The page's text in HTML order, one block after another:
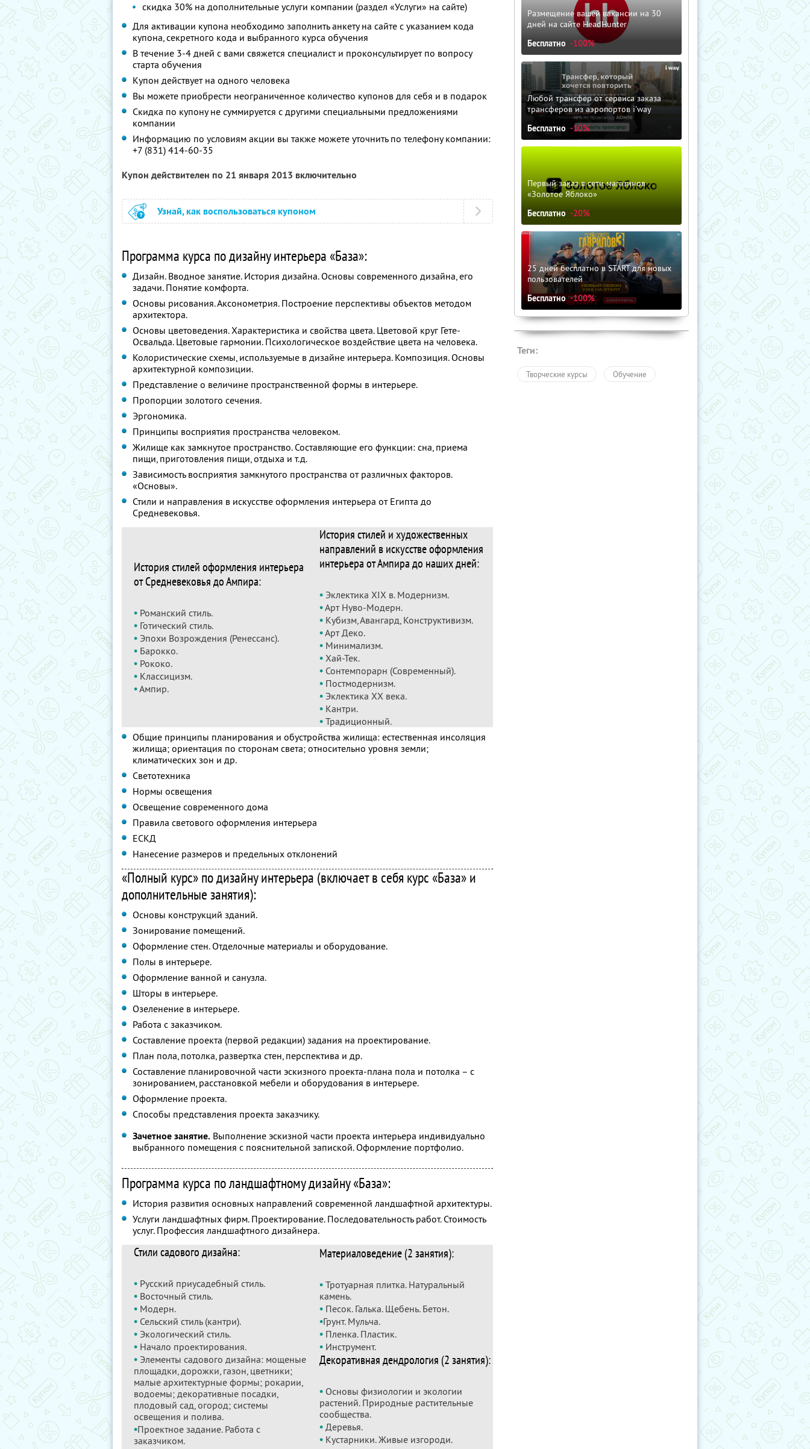
скидка 30% на дополнительные услуги компании (раздел «Услуги» на сайте)
Для активации купона необходимо заполнить анкету на сайте с указанием кода
купона, секретного кода и выбранного курса обучения
В течение 3-4 дней с вами свяжется специалист и проконсультирует по вопросу
старта обучения
Купон действует на одного человека
Вы можете приобрести неограниченное количество купонов для себя и в подарок
Скидка по купону не суммируется с другими специальными предложениями
компании
Информацию по условиям акции вы также можете уточнить по телефону компании:
+7 (831) 414-60-35
Купон действителен по 21 января 2013 включительно
Узнай, как воспользоваться купоном
Программа курса по дизайну интерьера «База»:
Дизайн. Вводное занятие. История дизайна. Основы современного дизайна, его
задачи. Понятие комфорта.
Основы рисования. Аксонометрия. Построение перспективы объектов методом
архитектора.
Основы цветоведения. Характеристика и свойства цвета. Цветовой круг Гете-
Освальда. Цветовые гармонии. Психологическое воздействие цвета на человека.
Колористические схемы, используемые в дизайне интерьера. Композиция. Основы
архитектурной композиции.
Представление о величине пространственной формы в интерьере.
Пропорции золотого сечения.
Эргономика.
Принципы восприятия пространства человеком.
Жилище как замкнутое пространство. Составляющие его функции: сна, приема
пищи, приготовления пищи, отдыха и т.д.
Зависимость восприятия замкнутого пространства от различных факторов.
«Основы».
Стили и направления в искусстве оформления интерьера от Египта до
Средневековья.
История стилей оформления интерьера
от Средневековья до Ампира:
• Романский стиль.
• Готический стиль.
• Эпохи Возрождения (Ренессанс).
• Барокко.
• Рококо.
• Классицизм.
•Ампир.
История стилей и художественных
направлений в искусстве оформления
интерьера от Ампира до наших дней:
• Эклектика ХIХ в. Модернизм.
•Арт Нуво-Модерн.
• Кубизм, Авангард, Конструктивизм.
•Арт Деко.
• Минимализм.
• Хай-Тек.
• Сонтемпорарн (Современный).
• Постмодернизм.
• Эклектика ХХ века.
• Кантри.
• Традиционный.
Общие принципы планирования и обустройства жилища: естественная инсоляция
жилища; ориентация по сторонам света; относительно уровня земли;
климатических зон и др.
Светотехника
Нормы освещения
Освещение современного дома
Правила светового оформления интерьера
ЕСКД
Нанесение размеров и предельных отклонений
«Полный курс» по дизайну интерьера (включает в себя курс «База» и
дополнительные занятия):
Основы конструкций зданий.
Зонирование помещений.
Оформление стен. Отделочные материалы и оборудование.
Полы в интерьере.
Оформление ванной и санузла.
Шторы в интерьере.
Озеленение в интерьере.
Работа с заказчиком.
Составление проекта (первой редакции) задания на проектирование.
План пола, потолка, развертка стен, перспектива и др.
Составление планировочной части эскизного проекта-плана пола и потолка – с
зонированием, расстановкой мебели и оборудования в интерьере.
Оформление проекта.
Способы представления проекта заказчику.
Зачетное занятие. Выполнение эскизной части проекта интерьера индивидуально
выбранного помещения с пояснительной запиской. Оформление портфолио.
Программа курса по ландшафтному дизайну «База»:
История развития основных направлений современной ландшафтной архитектуры.
Услуги ландшафтных фирм. Проектирование. Последовательность работ. Стоимость
услуг. Профессия ландшафтного дизайнера.
Стили садового дизайна:
• Русский приусадебный стиль.
• Восточный стиль.
• Модерн.
• Сельский стиль (кантри).
• Экологический стиль.
• Начало проектирования.
• Элементы садового дизайна: мощеные
площадки, дорожки, газон, цветники;
малые архитектурные формы; рокарии,
водоемы; декоративные посадки,
плодовый сад, огород; системы
освещения и полива.
•Проектное задание. Работа с
заказчиком.
Материаловедение (2 занятия):
• Тротуарная плитка. Натуральный
камень.
• Песок. Галька. Щебень. Бетон.
•Грунт. Мульча.
• Пленка. Пластик.
• Инструмент.
Декоративная дендрология (2 занятия):
• Основы физиологии и экологии
растений. Природные растительные
сообщества.
• Деревья.
• Кустарники. Живые изгороди.
Размещение вашей вакансии на 30
дней на сайте HeadHunter
Бесплатно -100%
Любой трансфер от сервиса заказа
трансферов из аэропортов i'way
Бесплатно -10%
Первый заказ в сети магазинов
«Золотое Яблоко»
Бесплатно -20%
25 дней бесплатно в START для новых
пользователей
Бесплатно -100%
Теги:
Творческие курсы Обучение